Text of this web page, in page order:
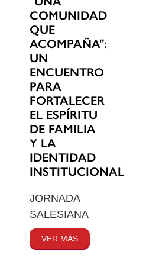
COMUNIDAD
QUE
ACOMPAÑA":
UN
ENCUENTRO
PARA
FORTALECER
EL ESPÍRITU
DE FAMILIA
Y LA
IDENTIDAD
INSTITUCIONAL
JORNADA
SALESIANA
VER MÁS